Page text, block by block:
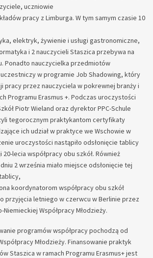
uczniowie
pracy z Limburga. W tym samym czasie 10
elektryk, żywienie i usługi gastronomiczne,
i 2 nauczycieli Staszica przebywa na
Ponadto nauczycielka przedmiotów
w programie Job Shadowing, który
pracy przez nauczyciela w pokrewnej branży i
Programu Erasmus +. Podczas uroczystości
Piotr Wieland oraz dyrektor PPC-Schule
tegorocznym praktykantom certyfikaty
ich udział w praktyce we Wschowie w
uroczystości nastąpiło odsłonięcie tablicy
lecia współpracy obu szkół. Również
2 września miało miejsce odsłonięcie tej
koordynatorom współpracy obu szkół
przyjęcia letniego w czerwcu w Berlinie przez
Współpracy Młodzieży.
programów współpracy pochodzą od
Młodzieży. Finansowanie praktyk
Staszica w ramach Programu Erasmus+ jest